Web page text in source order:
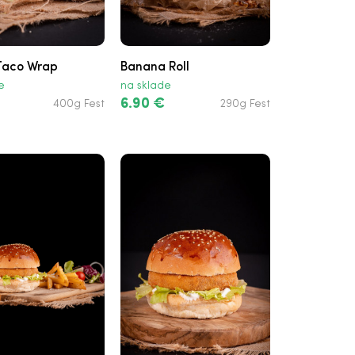
Wrap
400g Fest
Banana Roll
na sklade
6.90 € 290g Fest